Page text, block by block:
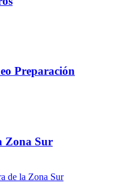
Preparación
Zona Sur